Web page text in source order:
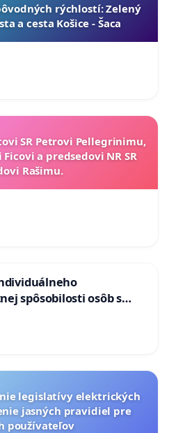
rýchlostí: Zelený
a cesta Košice - Šaca
SR Petrovi Pellegrinimu,
a predsedovi NR SR
Rašimu.
spôsobilosti osôb s
prijímaní do
legislatívy elektrických
jasných pravidiel pre
používateľov